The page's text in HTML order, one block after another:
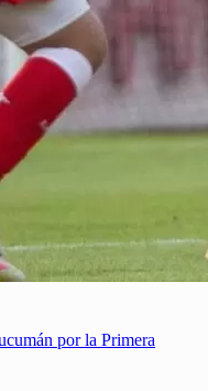
por la Primera